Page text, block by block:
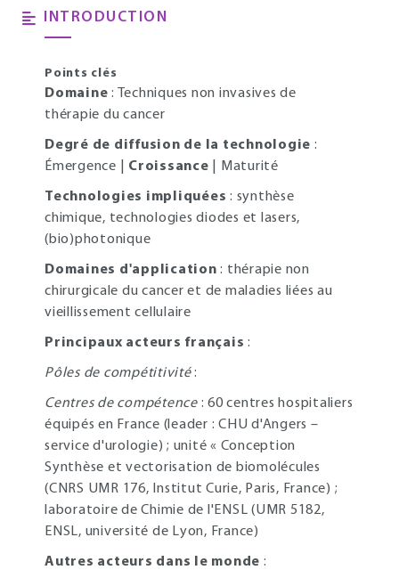
INTRODUCTION
Points clés
Domaine : Techniques non invasives de
thérapie du cancer
Degré de diffusion de la technologie :
Émergence | Croissance | Maturité
Technologies impliquées : synthèse
chimique, technologies diodes et lasers,
(bio)photonique
Domaines d'application : thérapie non
chirurgicale du cancer et de maladies liées au
vieillissement cellulaire
Principaux acteurs français :
Pôles de compétitivité:
Centres de compétence: 60 centres hospitaliers
équipés en France (leader : CHU d'Angers –
service d'urologie) ; unité « Conception
Synthèse et vectorisation de biomolécules
(CNRS UMR 176, Institut Curie, Paris, France) ;
laboratoire de Chimie de l'ENSL (UMR 5182,
ENSL, université de Lyon, France)
Autres acteurs dans le monde :